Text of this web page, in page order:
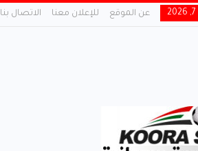
عن الموقع للإعلان معنا الاتصال بنا